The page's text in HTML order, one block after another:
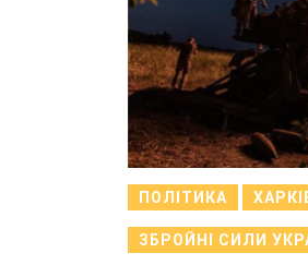
ПОЛІТИКА
ЗБРОЙНІ СИЛИ